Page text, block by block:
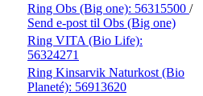
Ring Obs (Big one): 56315500 /
Send e-post til Obs (Big one)
Ring VITA (Bio Life):
56324271
Ring Kinsarvik Naturkost (Bio
Planeté): 56913620